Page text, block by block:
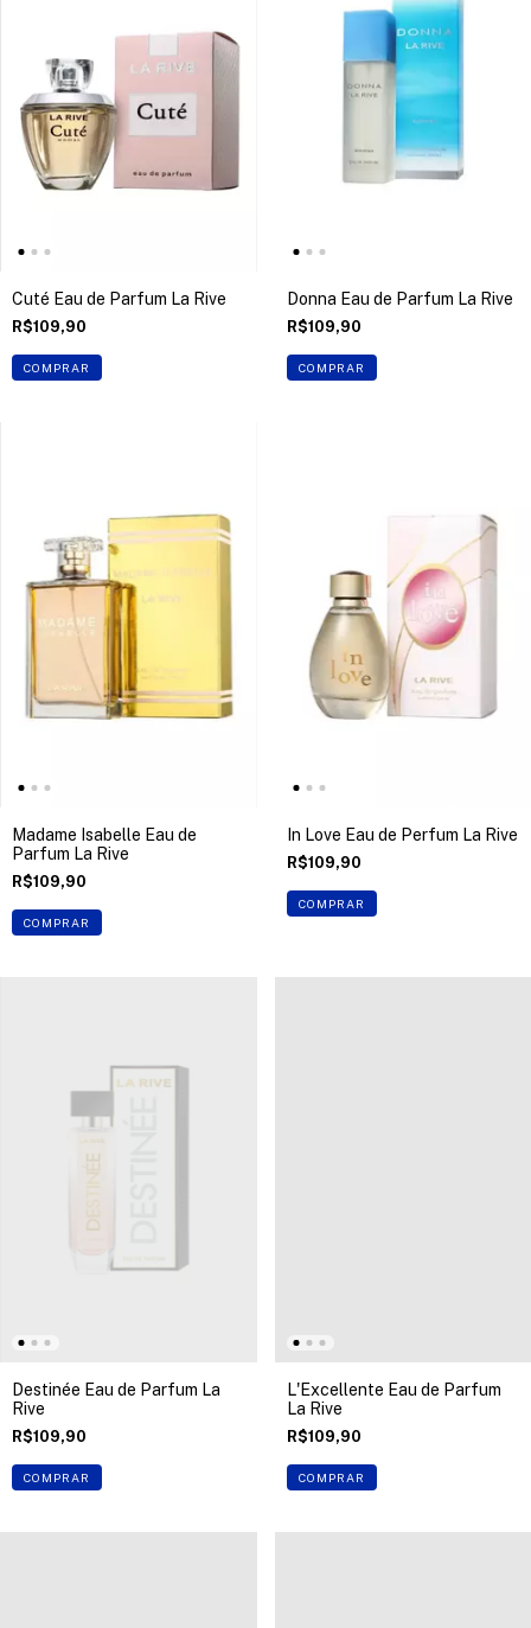
Cuté Eau de Parfum La Rive
R$109,90
COMPRAR
Donna Eau de Parfum La Rive
R$109,90
COMPRAR
Madame Isabelle Eau de
Parfum La Rive
R$109,90
COMPRAR
In Love Eau de Perfum La Rive
R$109,90
COMPRAR
Destinée Eau de Parfum La
Rive
R$109,90
COMPRAR
L'Excellente Eau de Parfum
La Rive
R$109,90
COMPRAR